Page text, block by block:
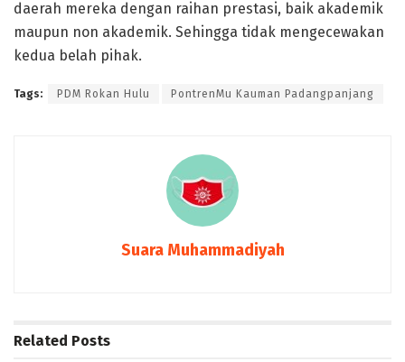
daerah mereka dengan raihan prestasi, baik akademik
maupun non akademik. Sehingga tidak mengecewakan
kedua belah pihak.
Tags: PDM Rokan Hulu PontrenMu Kauman Padangpanjang
Suara Muhammadiyah
Related Posts